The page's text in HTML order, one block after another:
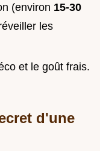
(environ 15-30
les
et le goût frais.
d'une